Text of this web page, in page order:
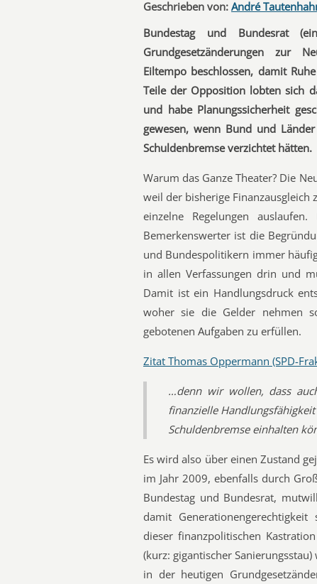
Geschrieben von: André
Bundestag und Bundesrat
Grundgesetzänderungen zur
Eiltempo beschlossen, damit
Teile der Opposition lobten sich
und habe Planungssicherheit
gewesen, wenn Bund und
Schuldenbremse verzichtet hätten.
Warum das Ganze Theater? Die
weil der bisherige Finanzausgleich
einzelne Regelungen
Bemerkenswerter ist die
und Bundespolitikern immer
in allen Verfassungen drin und
Damit ist ein Handlungsdruck
woher sie die Gelder nehmen
gebotenen Aufgaben zu erfüllen.
Zitat Thomas Oppermann (SPD-
…denn wir wollen, dass
finanzielle
Schuldenbremse einhalten
Es wird also über einen Zustand
im Jahr 2009, ebenfalls durch
Bundestag und Bundesrat,
damit
dieser finanzpolitischen
(kurz: gigantischer
in der heutigen